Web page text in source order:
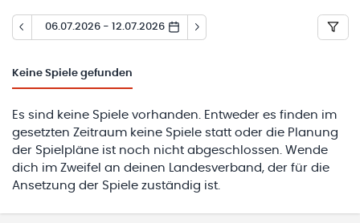
06.07.2026 - 12.07.2026
Keine Spiele gefunden
Es sind keine Spiele vorhanden. Entweder es finden im
gesetzten Zeitraum keine Spiele statt oder die Planung
der Spielpläne ist noch nicht abgeschlossen. Wende
dich im Zweifel an deinen Landesverband, der für die
Ansetzung der Spiele zuständig ist.